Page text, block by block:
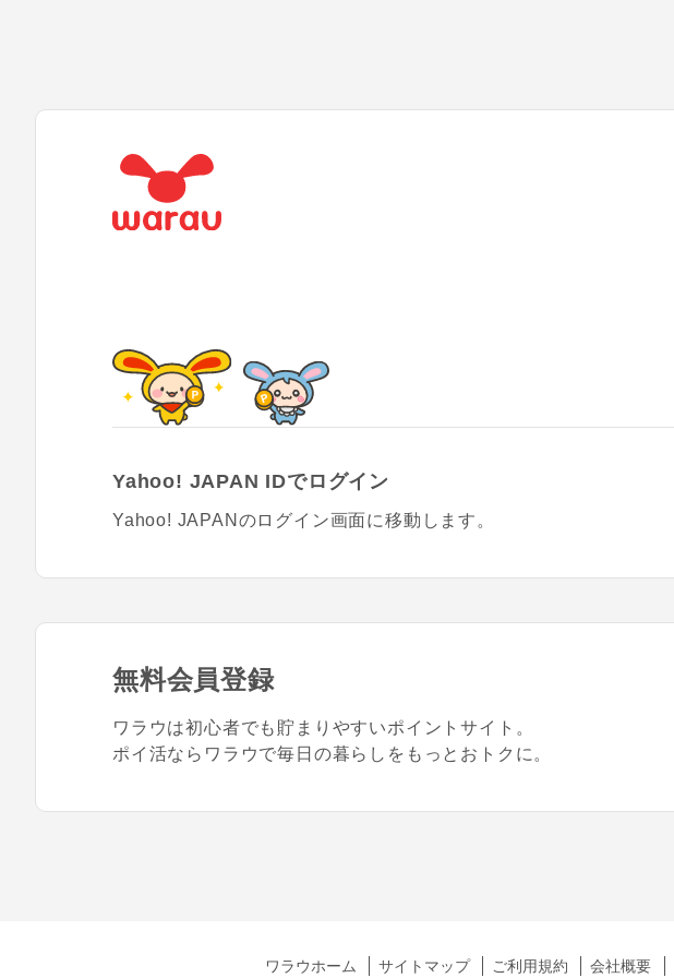
Yahoo! JAPAN IDでログイン
Yahoo! JAPANのログイン画面に移動します。
無料会員登録
ワラウは初心者でも貯まりやすいポイントサイト。
ポイ活ならワラウで毎日の暮らしをもっとおトクに。
ワラウホーム サイトマップ ご利用規約 会社概要